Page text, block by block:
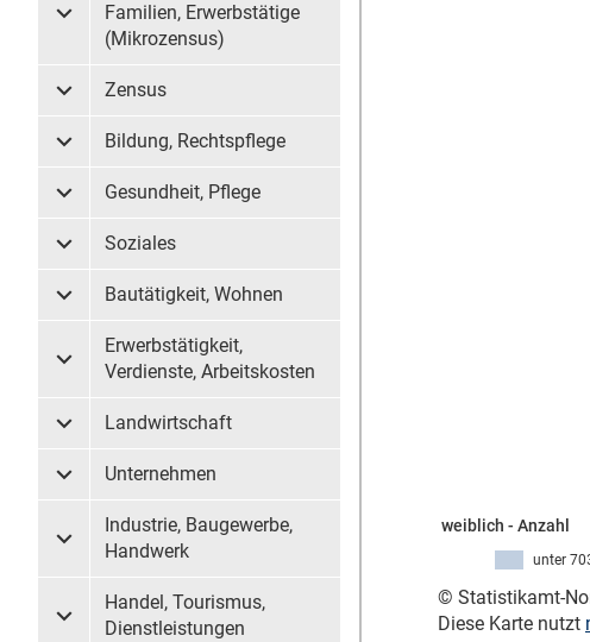
Untermenü Private Haushalte, Familien, Erwerbstätige
Familien, Erwerbstätige
(Mikrozensus)
Untermenü Zensus
Zensus
Untermenü Bildung, Rechtspflege
Bildung, Rechtspflege
Untermenü Gesundheit, Pflege
Gesundheit, Pflege
Untermenü Soziales
Soziales
Untermenü Bautätigkeit, Wohnen
Bautätigkeit, Wohnen
Untermenü Erwerbstätigkeit, Verdienste, Arbeitskosten
Erwerbstätigkeit,
Verdienste, Arbeitskosten
Untermenü Landwirtschaft
Landwirtschaft
Untermenü Unternehmen
Unternehmen
Untermenü Industrie, Baugewerbe, Handwerk
Industrie, Baugewerbe,
Handwerk
Untermenü Handel, Tourismus, Dienstleistungen
Handel, Tourismus,
Dienstleistungen
weiblich - Anzahl
unter
© Statistikamt-
Diese Karte nutzt